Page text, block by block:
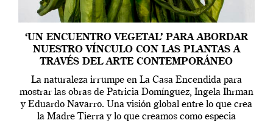
‘UN ENCUENTRO VEGETAL’ PARA ABORDAR
NUESTRO VÍNCULO CON LAS PLANTAS A
TRAVÉS DEL ARTE CONTEMPORÁNEO
La naturaleza irrumpe en La Casa Encendida para
mostrar las obras de Patricia Domínguez, Ingela Ihrman
y Eduardo Navarro. Una visión global entre lo que crea
la Madre Tierra y lo que creamos como especia